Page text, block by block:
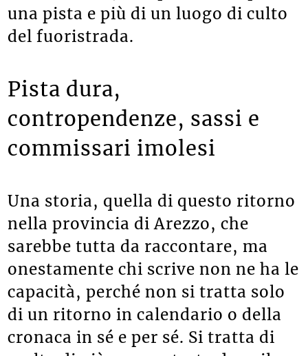
Montevarchi, una pista che è più di
una pista e più di un luogo di culto
Pista dura,
contropendenze, sassi e
commissari imolesi
Una storia, quella di questo ritorno
nella provincia di Arezzo, che
sarebbe tutta da raccontare, ma
onestamente chi scrive non ne ha le
capacità, perché non si tratta solo
di un ritorno in calendario o della
cronaca in sé e per sé. Si tratta di